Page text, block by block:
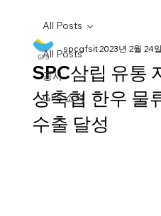
All Posts
공시
GFS 소식
All Posts
SPC삼립 유통
성축협 한우 물
수출 달성
spcgfsit2023년 2월 24일